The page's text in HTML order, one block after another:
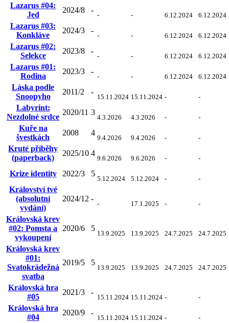
Lazarus #04:
Jed
2024/8 -
- - 6.12.2024 6.12.2024
Lazarus #03:
Konkláve
2024/3 -
- - 6.12.2024 6.12.2024
Lazarus #02:
Selekce
2023/8 -
- - 6.12.2024 6.12.2024
Lazarus #01:
Rodina
2023/3 -
- - 6.12.2024 6.12.2024
Láska podle
Snoopyho
2011/2 -
15.11.2024 15.11.2024 - -
Labyrint:
Nezdolné srdce
2020/11 3
4.3.2026 4.3.2026 - -
Kuře na
švestkách
2008 4
9.4.2026 9.4.2026 - -
Kruté příběhy
(paperback)
2025/10 4
9.6.2026 9.6.2026 - -
Krize identity 2022/3 5
5.12.2024 5.12.2024 - -
Království tvé
(absolutní
vydání)
2024/12 -
- 17.1.2025 - -
Královská krev
#02: Pomsta a
vykoupení
2020/6 5
13.9.2025 13.9.2025 24.7.2025 24.7.2025
Královská krev
#01:
Svatokrádežná
svatba
2019/5 5
13.9.2025 13.9.2025 24.7.2025 24.7.2025
Královská hra
#05
2021/3 -
15.11.2024 15.11.2024 - -
Královská hra
#04
2020/9 -
15.11.2024 15.11.2024 - -